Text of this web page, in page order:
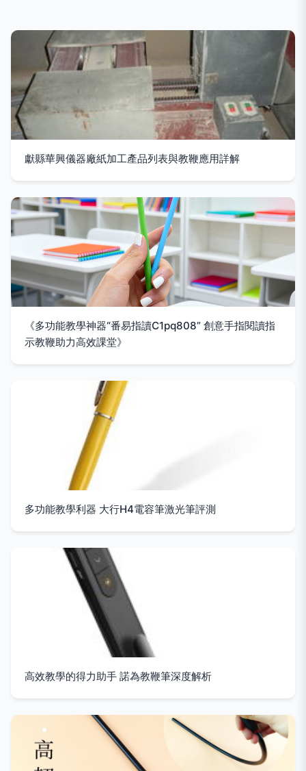
獻縣華興儀器廠紙加工產品列表與教鞭應用詳解
《多功能教學神器“番易指讀C1pq808” 創意手指閱讀指
示教鞭助力高效課堂》
多功能教學利器 大行H4電容筆激光筆評測
高效教學的得力助手 諾為教鞭筆深度解析